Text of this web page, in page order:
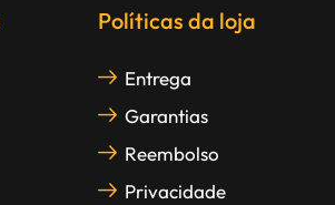
Políticas da loja
Entrega
Garantias
Reembolso
Privacidade